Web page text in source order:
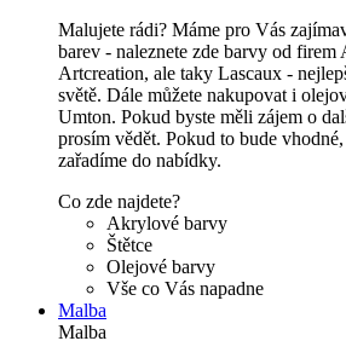
Malujete rádi? Máme pro Vás
barev - naleznete zde barvy od firem
Artcreation, ale taky Lascaux -
světě. Dále můžete nakupovat i
Umton. Pokud byste měli zájem o
prosím vědět. Pokud to bude
zařadíme do nabídky.
Co zde najdete?
Akrylové barvy
Štětce
Olejové barvy
Vše co Vás napadne
Malba
Malba